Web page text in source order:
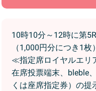
10時10分～12時に第
（1,000円分につき1
≪指定席ロイヤルエリ
在席投票端末、bleble
くは座席指定券）の